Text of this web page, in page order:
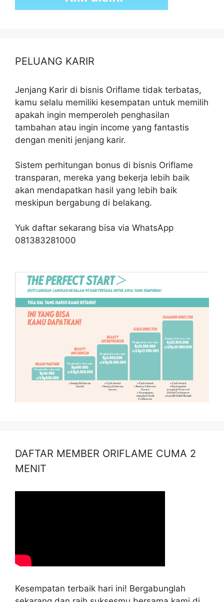
PELUANG KARIR
Jenjang Karir di bisnis Oriflame tidak terbatas,
kamu selalu memiliki kesempatan untuk memilih
apakah ingin memperoleh penghasilan
tambahan atau ingin income yang fantastis
dengan meniti jenjang karir.
Sistem perhitungan bonus di bisnis Oriflame
transparan, mereka yang bekerja lebih baik
akan mendapatkan hasil yang lebih baik
meskipun bergabung di belakang.
Yuk daftar sekarang bisa via WhatsApp
081383281000
DAFTAR MEMBER ORIFLAME CUMA 2
MENIT
Kesempatan terbaik hari ini! Bergabunglah